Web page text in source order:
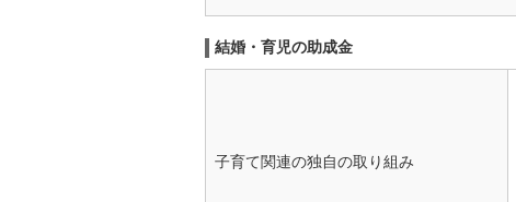
結婚・育児の助成金
子育て関連の独自の取り組み